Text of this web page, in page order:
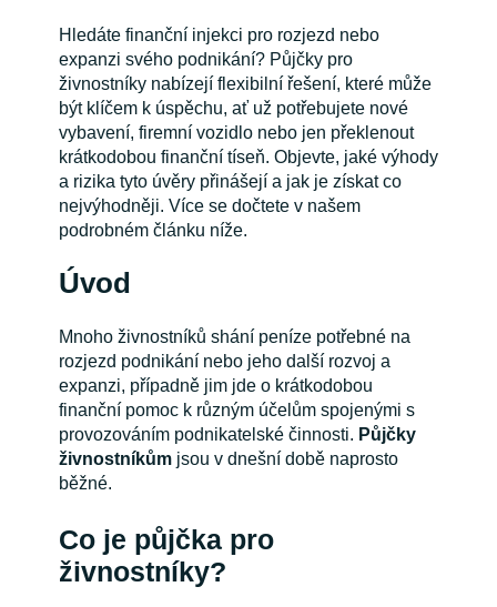
Hledáte finanční injekci pro rozjezd nebo
expanzi svého podnikání? Půjčky pro
živnostníky nabízejí flexibilní řešení, které může
být klíčem k úspěchu, ať už potřebujete nové
vybavení, firemní vozidlo nebo jen překlenout
krátkodobou finanční tíseň. Objevte, jaké výhody
a rizika tyto úvěry přinášejí a jak je získat co
nejvýhodněji. Více se dočtete v našem
podrobném článku níže.
Úvod
Mnoho živnostníků shání peníze potřebné na
rozjezd podnikání nebo jeho další rozvoj a
expanzi, případně jim jde o krátkodobou
finanční pomoc k různým účelům spojenými s
provozováním podnikatelské činnosti. Půjčky
živnostníkůmjsou v dnešní době naprosto
běžné.
Co je půjčka pro
živnostníky?